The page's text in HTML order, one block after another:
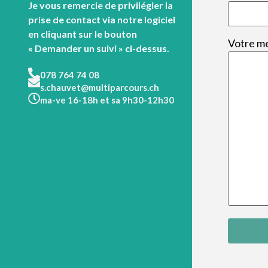
Je vous remercie de privilégier la
prise de contact via notre logiciel
en cliquant sur le bouton
« Demander un suivi » ci-dessus.
078 764 74 08
s.chauvet@multiparcours.ch
ma-ve 16-18h et sa 9h30-12h30
Votre